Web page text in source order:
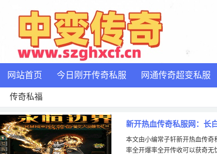
网站首页 今日刚开传奇私服 网通传奇超变私服
传奇私福
新开热血传奇私服网：长
本文由小编常子轩新开热血传
率全开爆率全开传收可以获奇